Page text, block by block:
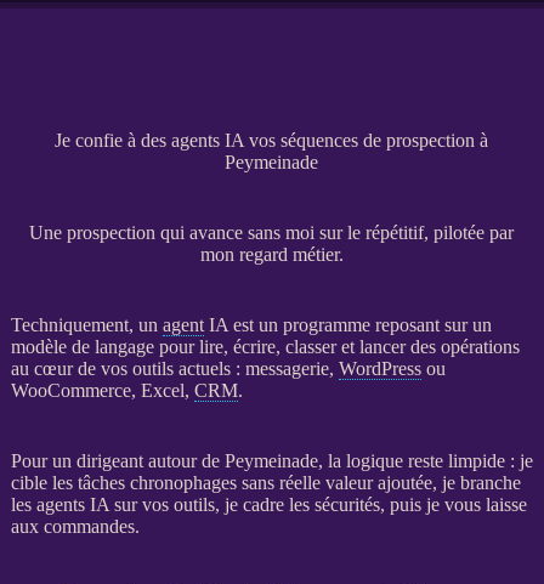
Je confie à des agents IA vos séquences de prospection à
Peymeinade
Une prospection qui avance sans moi sur le répétitif, pilotée par
mon regard métier.
Techniquement, un agent IA est un programme reposant sur un
modèle de langage pour lire, écrire, classer et lancer des opérations
au cœur de vos outils actuels : messagerie, WordPressou
WooCommerce, Excel, CRM.
Pour un dirigeant autour de Peymeinade, la logique reste limpide : je
cible les tâches chronophages sans réelle valeur ajoutée, je branche
les agents IA sur vos outils, je cadre les sécurités, puis je vous laisse
aux commandes.